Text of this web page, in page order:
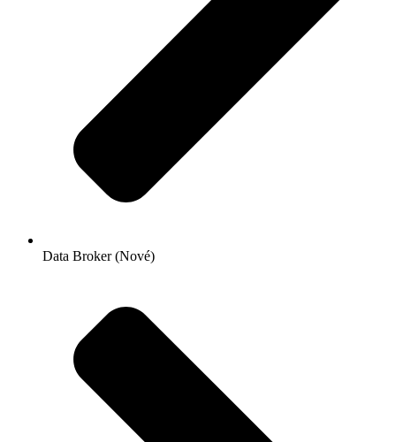
Data Broker (Nové)